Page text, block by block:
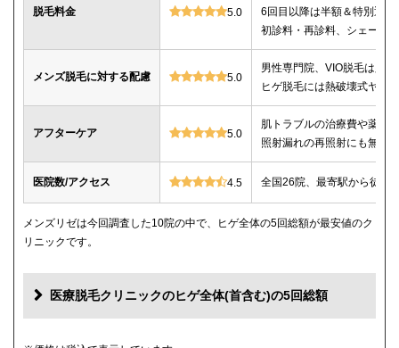
脱毛料金 5.0
6回目以降は半額＆特別返
初診料・再診料、シェービ
メンズ脱毛に対する配慮 5.0
男性専門院、VIO脱毛は必
ヒゲ脱毛には熱破壊式ヤグ
アフターケア 5.0
肌トラブルの治療費や薬代
照射漏れの再照射にも無料
医院数/アクセス 4.5 全国26院、最寄駅から徒歩
メンズリゼは今回調査した10院の中で、ヒゲ全体の5回総額が最安値のク
リニックです。
医療脱毛クリニックのヒゲ全体(首含む)の5回総額